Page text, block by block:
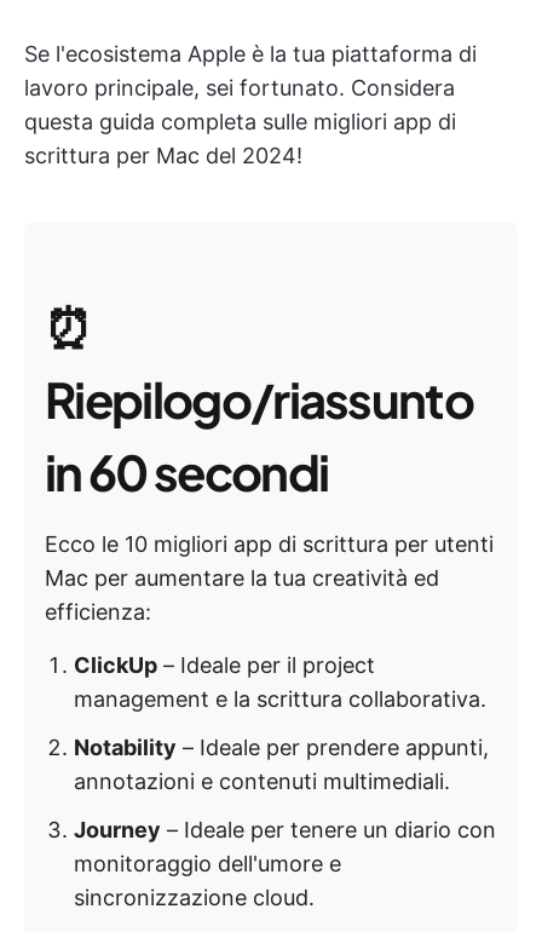
Se l'ecosistema Apple è la tua piattaforma di
lavoro principale, sei fortunato. Considera
questa guida completa sulle migliori app di
scrittura per Mac del 2024!
⏰
Riepilogo/riassunto
in 60 secondi
Ecco le 10 migliori app di scrittura per utenti
Mac per aumentare la tua creatività ed
efficienza:
ClickUp – Ideale per il project
management e la scrittura collaborativa.
Notability – Ideale per prendere appunti,
annotazioni e contenuti multimediali.
Journey – Ideale per tenere un diario con
monitoraggio dell'umore e
sincronizzazione cloud.